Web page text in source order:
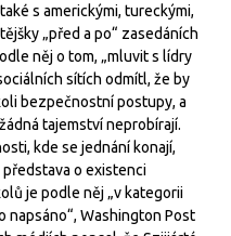
s americkými, tureckými,
„před a po“ zasedáních
něj o tom, „mluvit s lídry
sítích odmítl, že by
bezpečnostní postupy, a
tajemství neprobírají.
kde se jednání konají,
o existenci
je podle něj „v kategorii
napsáno“, Washington Post